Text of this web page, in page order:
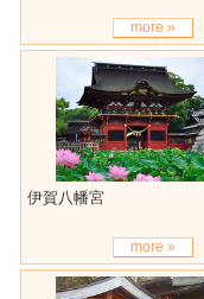
more »
伊賀八幡宮
more »